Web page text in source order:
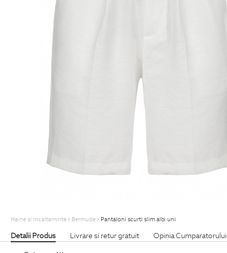
Haine si Incaltaminte Bermude Pantaloni scurti slim albi uni
Detalii Produs Livrare si retur gratuit Opinia Cumparatorului